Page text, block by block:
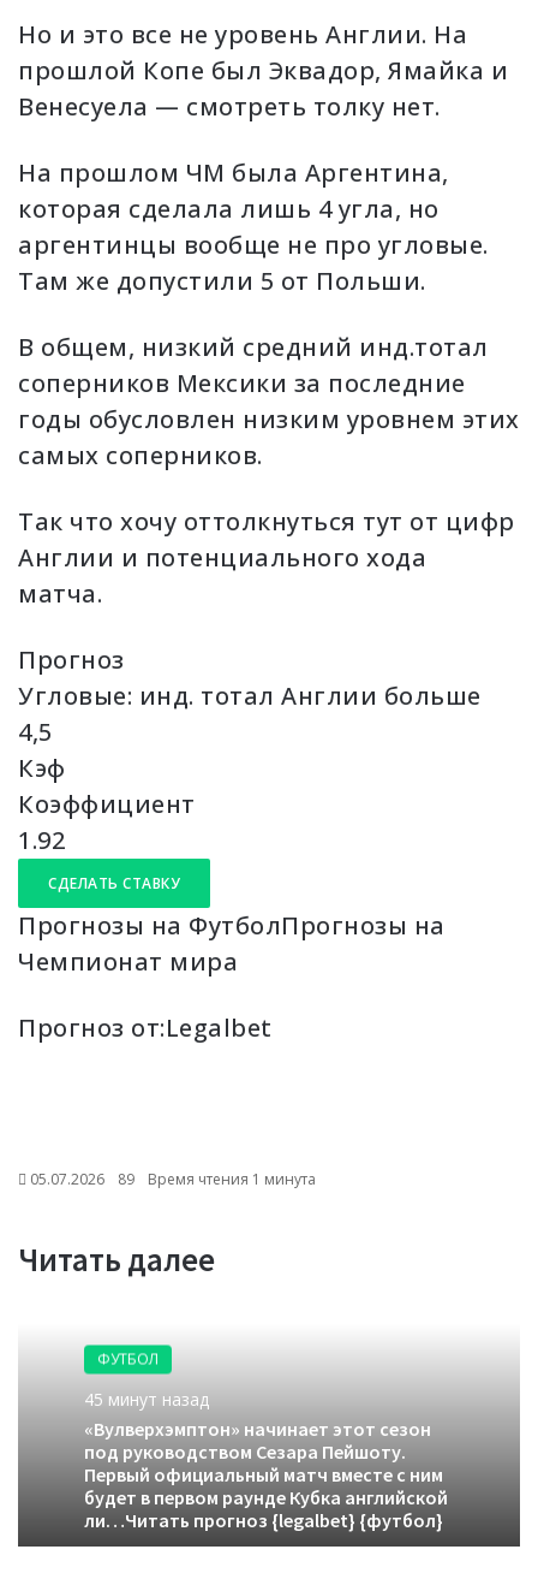
Но и это все не уровень Англии. На
прошлой Копе был Эквадор, Ямайка и
Венесуела — смотреть толку нет.
На прошлом ЧМ была Аргентина,
которая сделала лишь 4 угла, но
аргентинцы вообще не про угловые.
Там же допустили 5 от Польши.
В общем, низкий средний инд.тотал
соперников Мексики за последние
годы обусловлен низким уровнем этих
самых соперников.
Так что хочу оттолкнуться тут от цифр
Англии и потенциального хода
матча.
Прогноз
Угловые: инд. тотал Англии больше
4,5
Кэф
Коэффициент
1.92
СДЕЛАТЬ СТАВКУ
Прогнозы на ФутболПрогнозы на
Чемпионат мира
Прогноз от:Legalbet
05.07.2026 89 Время чтения 1 минута
Читать далее
ФУТБОЛ
45 минут назад
«Вулверхэмптон» начинает этот сезон
под руководством Сезара Пейшоту.
Первый официальный матч вместе с ним
будет в первом раунде Кубка английской
ли…Читать прогноз {legalbet} {футбол}